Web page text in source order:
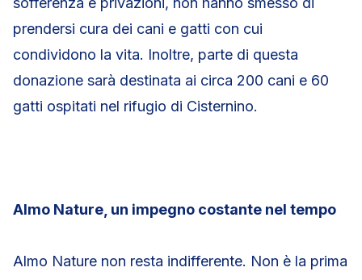
prendersi cura dei cani e gatti con cui
condividono la vita. Inoltre, parte di questa
donazione sarà destinata ai circa 200 cani e 60
gatti ospitati nel rifugio di Cisternino.
Almo Nature, un impegno costante nel tempo
Almo Nature non resta indifferente. Non è la prima